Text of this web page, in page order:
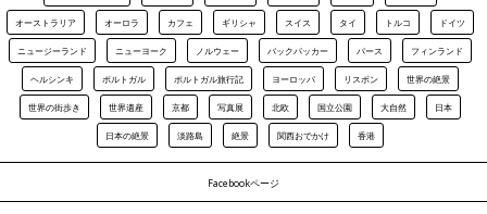
オーストラリア オーロラ カフェ ギリシャ スイス タイ トルコ ドイツ
ニュージーランド ニューヨーク ノルウェー バックパッカー パース フィンランド
ヘルシンキ ポルトガル ポルトガル旅行記 ヨーロッパ リスボン 世界の絶景
世界の街歩き 世界遺産 京都 写真展 北欧 国立公園 大自然 日本
日本の絶景 淡路島 絶景 関西おでかけ 香港
Facebookページ